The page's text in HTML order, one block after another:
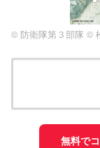
© 防衛隊第３部隊 ©
無料で